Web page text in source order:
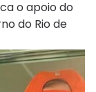
o apoio do
do Rio de